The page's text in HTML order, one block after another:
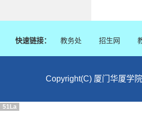
快速链接： 教务处 招生网
Copyright(C) 厦门华厦学
51La